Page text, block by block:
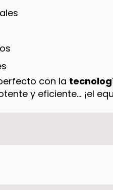
con la
y eficiente... ¡el